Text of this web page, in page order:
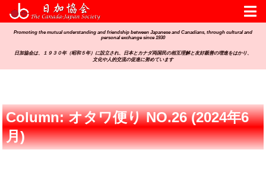
Promoting the mutual understanding and friendship between Japanese and Canadians, through cultural and
personal exchange since 1930
日加協会は、１９３０年（昭和５年）に設立され、日本とカナダ両国民の相互理解と友好親善の増進をはかり、
文化や人的交流の促進に努めています
Column: オタワ便り NO.26 (2024年6
月)